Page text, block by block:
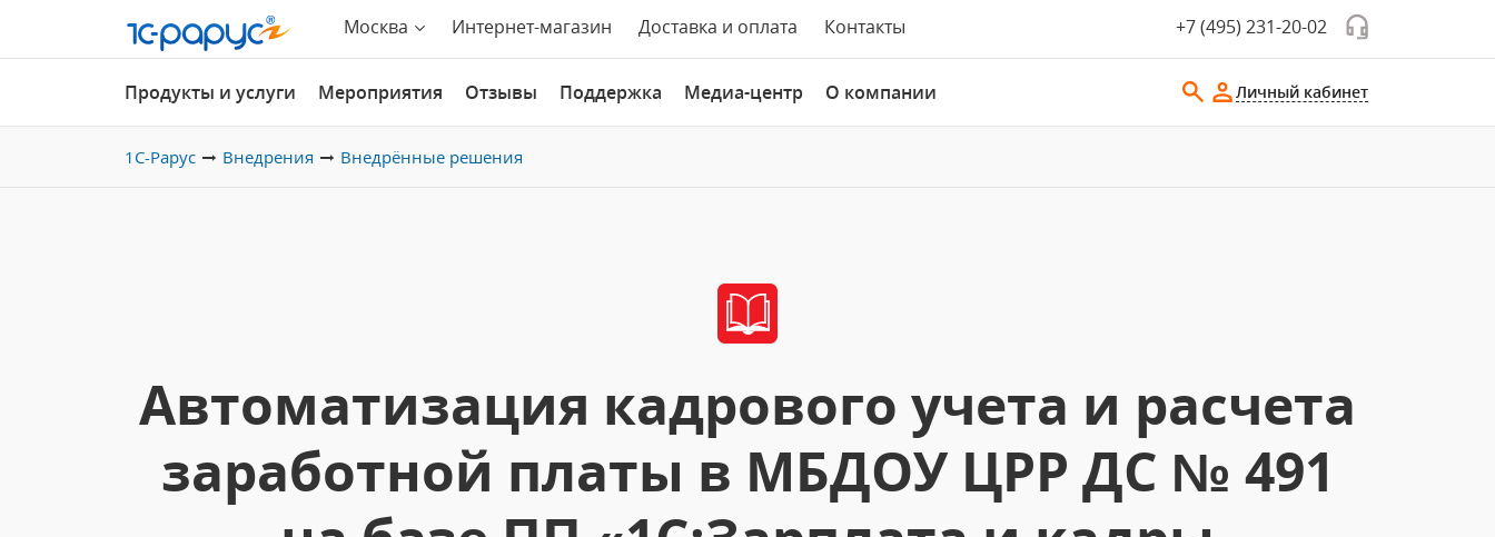
Москва Интернет-магазин Доставка и оплата Контакты +7 (495) 231-20-02
Продукты и услуги Мероприятия Отзывы Поддержка Медиа-центр О компании Личный кабинет
1С-Рарус Внедрения Внедрённые решения
Автоматизация кадрового учета и расчета
заработной платы в МБДОУ ЦРР ДС № 491